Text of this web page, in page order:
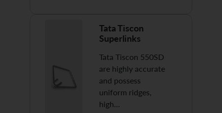
Tata Tiscon
Superlinks
Tata Tiscon 550SD
are highly accurate
and possess
uniform ridges,
high…